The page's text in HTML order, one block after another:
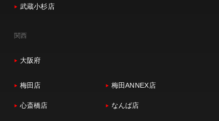
武蔵小杉店
関西
大阪府
梅田店 梅田ANNEX店
心斎橋店 なんば店